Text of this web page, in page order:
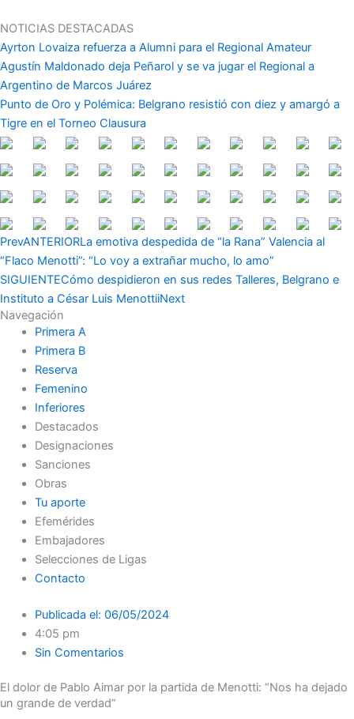
al
contenido
NOTICIAS DESTACADAS
Ayrton Lovaiza refuerza a Alumni para el Regional Amateur
Agustín Maldonado deja Peñarol y se va jugar el Regional a
Argentino de Marcos Juárez
Punto de Oro y Polémica: Belgrano resistió con diez y amargó a
Tigre en el Torneo Clausura
PrevANTERIORLa emotiva despedida de “la Rana” Valencia al
“Flaco Menotti”: “Lo voy a extrañar mucho, lo amo”
SIGUIENTECómo despidieron en sus redes Talleres, Belgrano e
Instituto a César Luis MenottiiNext
Navegación
Primera A
Primera B
Reserva
Femenino
Inferiores
Destacados
Designaciones
Sanciones
Obras
Tu aporte
Efemérides
Embajadores
Selecciones de Ligas
Contacto
Publicada el: 06/05/2024
4:05 pm
Sin Comentarios
El dolor de Pablo Aimar por la partida de Menotti: “Nos ha dejado
un grande de verdad”